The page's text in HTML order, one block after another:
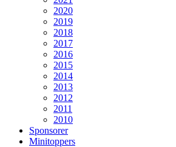
2020
2019
2018
2017
2016
2015
2014
2013
2012
2011
2010
Sponsorer
Minitoppers